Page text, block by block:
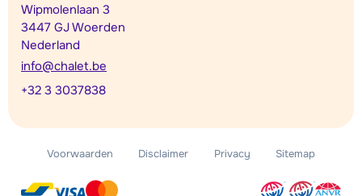
Wipmolenlaan 3
3447 GJ Woerden
Nederland
info@chalet.be
+32 3 3037838
Voorwaarden Disclaimer Privacy Sitemap